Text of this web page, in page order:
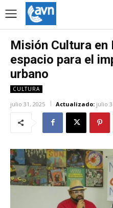
Misión Cultura
espacio para el
urbano
CULTURA
julio 31, 2025 Actualizado: julio